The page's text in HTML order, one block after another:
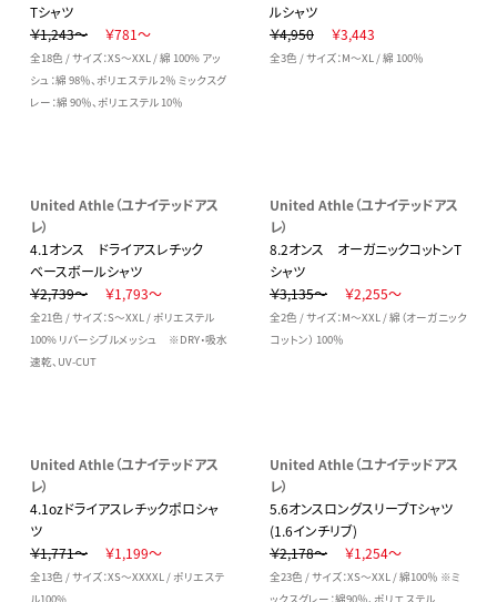
Tシャツ
￥1,243～
￥781～
全18色 / サイズ：XS～XXL / 綿 100% アッ
シュ：綿 98％、ポリエステル 2％ ミックスグ
レー：綿 90％、ポリエステル 10％
ルシャツ
￥4,950
￥3,443
全3色 / サイズ：M～XL / 綿 100％
United Athle（ユナイテッドアス
レ）
4.1オンス ドライアスレチック
ベースボールシャツ
￥2,739～
￥1,793～
全21色 / サイズ：S～XXL / ポリエステル
100% リバーシブルメッシュ ※DRY・吸水
速乾、UV-CUT
United Athle（ユナイテッドアス
レ）
8.2オンス オーガニックコットンT
シャツ
￥3,135～
￥2,255～
全2色 / サイズ：M～XXL / 綿（オーガニック
コットン） 100％
United Athle（ユナイテッドアス
レ）
4.1ozドライアスレチックポロシャ
ツ
￥1,771～
￥1,199～
全13色 / サイズ：XS～XXXXL / ポリエステ
ル100%
United Athle（ユナイテッドアス
レ）
5.6オンスロングスリーブTシャツ
(1.6インチリブ)
￥2,178～
￥1,254～
全23色 / サイズ：XS～XXL / 綿100％ ※ミ
ックスグレー：綿90％、ポリエステル